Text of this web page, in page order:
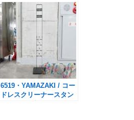
SHIZUKU PLUS⁺
6519・YAMAZAKI / コー
ドレスクリーナースタン